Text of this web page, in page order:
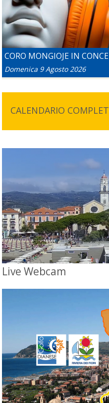
CORO MONGIOJE IN
Domenica 9 Agosto 2026
CALENDARIO
Live Webcam